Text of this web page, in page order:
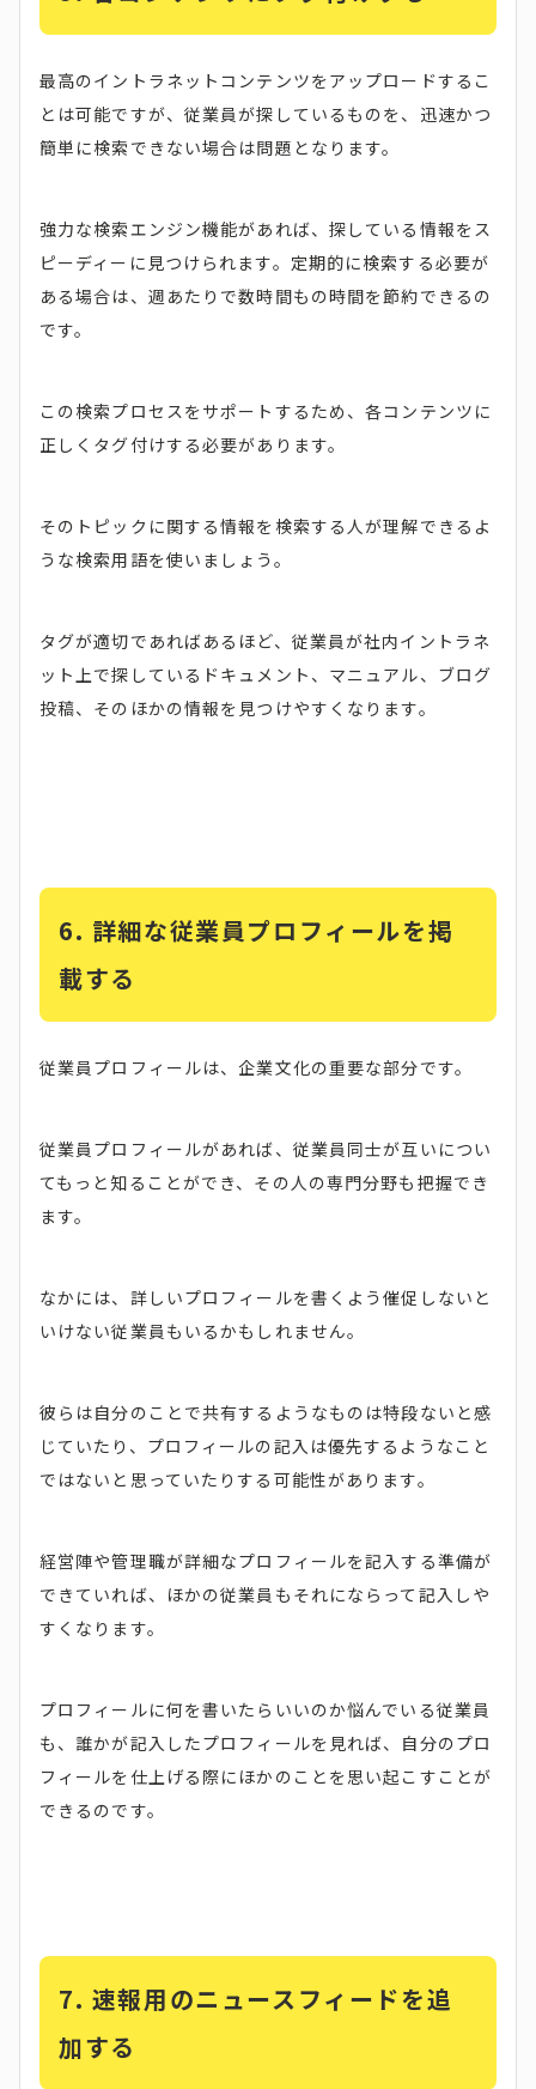
最高のイントラネットコンテンツをアップロードするこ
とは可能ですが、従業員が探しているものを、迅速かつ
簡単に検索できない場合は問題となります。
強力な検索エンジン機能があれば、探している情報をス
ピーディーに見つけられます。定期的に検索する必要が
ある場合は、週あたりで数時間もの時間を節約できるの
です。
この検索プロセスをサポートするため、各コンテンツに
正しくタグ付けする必要があります。
そのトピックに関する情報を検索する人が理解できるよ
うな検索用語を使いましょう。
タグが適切であればあるほど、従業員が社内イントラネ
ット上で探しているドキュメント、マニュアル、ブログ
投稿、そのほかの情報を見つけやすくなります。
6. 詳細な従業員プロフィールを掲
載する
従業員プロフィールは、企業文化の重要な部分です。
従業員プロフィールがあれば、従業員同士が互いについ
てもっと知ることができ、その人の専門分野も把握でき
ます。
なかには、詳しいプロフィールを書くよう催促しないと
いけない従業員もいるかもしれません。
彼らは自分のことで共有するようなものは特段ないと感
じていたり、プロフィールの記入は優先するようなこと
ではないと思っていたりする可能性があります。
経営陣や管理職が詳細なプロフィールを記入する準備が
できていれば、ほかの従業員もそれにならって記入しや
すくなります。
プロフィールに何を書いたらいいのか悩んでいる従業員
も、誰かが記入したプロフィールを見れば、自分のプロ
フィールを仕上げる際にほかのことを思い起こすことが
できるのです。
7. 速報用のニュースフィードを追
加する